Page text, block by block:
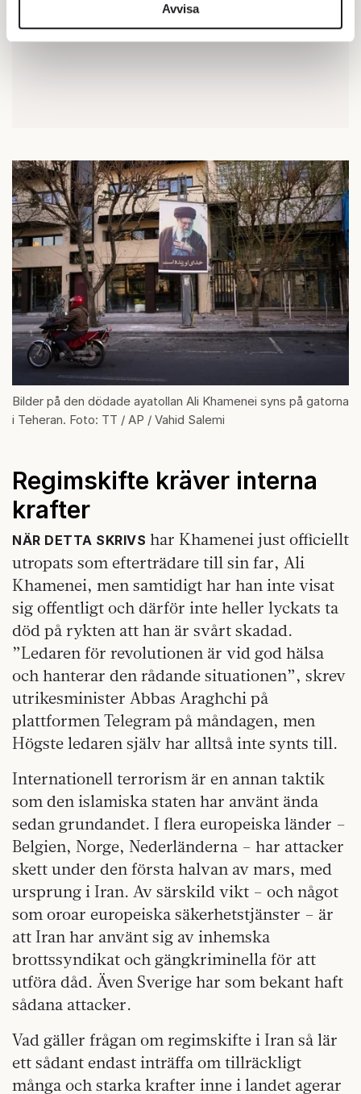
information från din enhet till de sociala medier och
annons- och analysföretag som vi samarbetar med.
Avvisa
Bilder på den dödade ayatollan Ali Khamenei syns på gatorna
i Teheran. Foto: TT / AP / Vahid Salemi
Regimskifte kräver interna
krafter
NÄR DETTA SKRIVS har Khamenei just officiellt
utropats som efterträdare till sin far, Ali
Khamenei, men samtidigt har han inte visat
sig offentligt och därför inte heller lyckats ta
död på rykten att han är svårt skadad.
”Ledaren för revolutionen är vid god hälsa
och hanterar den rådande situationen”, skrev
utrikesminister Abbas Araghchi på
plattformen Telegram på måndagen, men
Högste ledaren själv har alltså inte synts till.
Internationell terrorism är en annan taktik
som den islamiska staten har använt ända
sedan grundandet. I flera europeiska länder –
Belgien, Norge, Nederländerna – har attacker
skett under den första halvan av mars, med
ursprung i Iran. Av särskild vikt – och något
som oroar europeiska säkerhetstjänster – är
att Iran har använt sig av inhemska
brottssyndikat och gängkriminella för att
utföra dåd. Även Sverige har som bekant haft
sådana attacker.
Vad gäller frågan om regimskifte i Iran så lär
ett sådant endast inträffa om tillräckligt
många och starka krafter inne i landet agerar